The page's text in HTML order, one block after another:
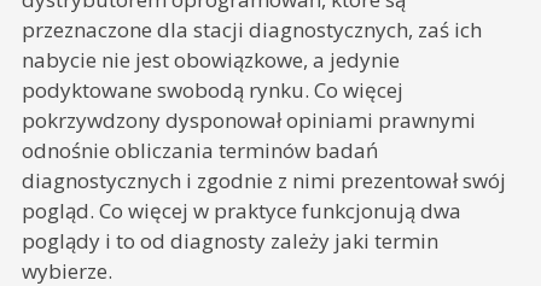
przeznaczone dla stacji diagnostycznych, zaś ich
nabycie nie jest obowiązkowe, a jedynie
podyktowane swobodą rynku. Co więcej
pokrzywdzony dysponował opiniami prawnymi
odnośnie obliczania terminów badań
diagnostycznych i zgodnie z nimi prezentował swój
pogląd. Co więcej w praktyce funkcjonują dwa
poglądy i to od diagnosty zależy jaki termin
wybierze.